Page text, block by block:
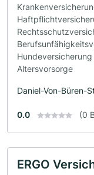
Hundeversicherung
Altersvorsorge
Daniel-Von-Büren-
0.0 (0
ERGO